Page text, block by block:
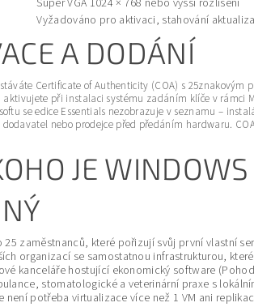
Super VGA 1024 × 768 nebo vyšší rozlišení
Vyžadováno pro aktivaci, stahování
A DODÁNÍ
Certificate of Authenticity (COA) s
aktivujete při instalaci systému zadáním klíče v rámci
se edice Essentials nezobrazuje v seznamu –
nebo prodejce před předáním hardwaru.
JE
25 zaměstnanců, které pořizují svůj první vlastní
organizací se samostatnou infrastrukturou,
kanceláře hostující ekonomický software
stomatologické a veterinární praxe s
není potřeba virtualizace více než 1 VM ani